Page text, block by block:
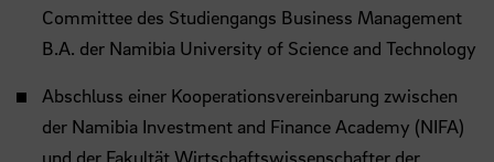
Committee des Studiengangs Business Management
B.A. der Namibia University of Science and Technology
Abschluss einer Kooperationsvereinbarung zwischen
der Namibia Investment and Finance Academy (NIFA)
und der Fakultät Wirtschaftswissenschafter der